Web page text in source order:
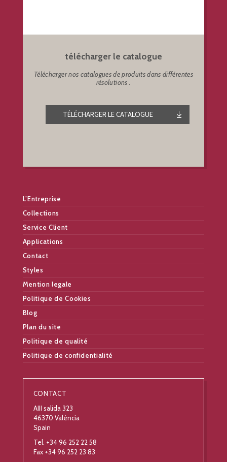
télécharger le catalogue
Télécharger nos catalogues de produits dans différentes
résolutions .
TÉLÉCHARGER LE CATALOGUE
L’Entreprise
Collections
Service Client
Applications
Contact
Styles
Mention legale
Politique de Cookies
Blog
Plan du site
Politique de qualité
Politique de confidentialité
CONTACT
AIII salida 323
46370 València
Spain
Tel. +34 96 252 22 58
Fax +34 96 252 23 83